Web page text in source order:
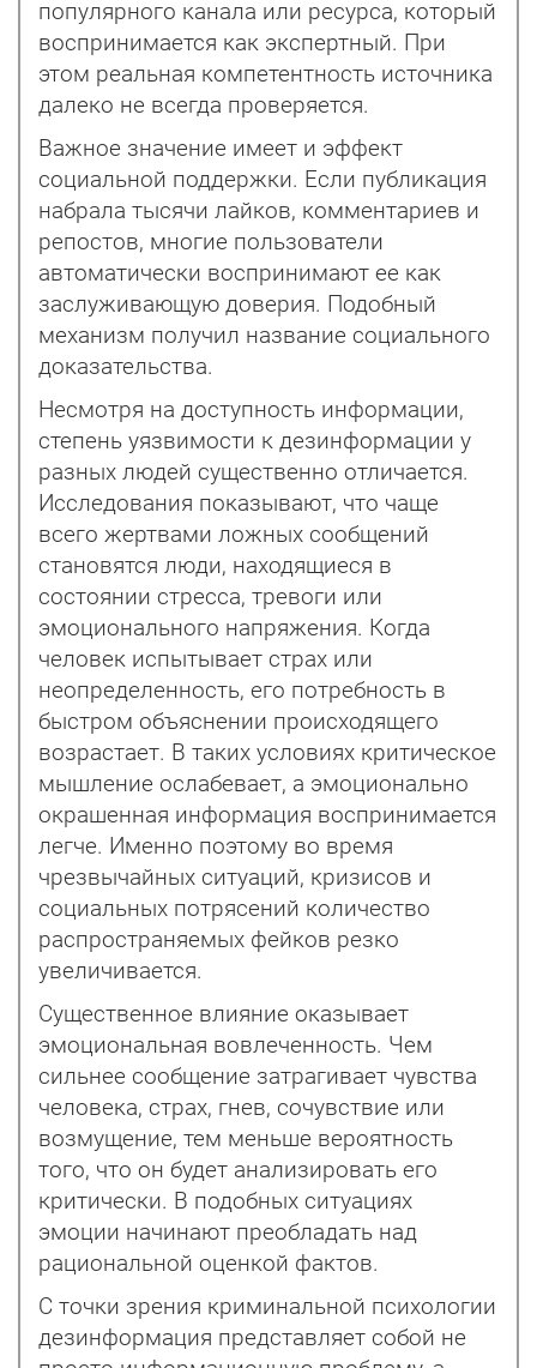
популярного канала или ресурса, который
воспринимается как экспертный. При
этом реальная компетентность источника
далеко не всегда проверяется.
Важное значение имеет и эффект
социальной поддержки. Если публикация
набрала тысячи лайков, комментариев и
репостов, многие пользователи
автоматически воспринимают ее как
заслуживающую доверия. Подобный
механизм получил название социального
доказательства.
Несмотря на доступность информации,
степень уязвимости к дезинформации у
разных людей существенно отличается.
Исследования показывают, что чаще
всего жертвами ложных сообщений
становятся люди, находящиеся в
состоянии стресса, тревоги или
эмоционального напряжения. Когда
человек испытывает страх или
неопределенность, его потребность в
быстром объяснении происходящего
возрастает. В таких условиях критическое
мышление ослабевает, а эмоционально
окрашенная информация воспринимается
легче. Именно поэтому во время
чрезвычайных ситуаций, кризисов и
социальных потрясений количество
распространяемых фейков резко
увеличивается.
Существенное влияние оказывает
эмоциональная вовлеченность. Чем
сильнее сообщение затрагивает чувства
человека, страх, гнев, сочувствие или
возмущение, тем меньше вероятность
того, что он будет анализировать его
критически. В подобных ситуациях
эмоции начинают преобладать над
рациональной оценкой фактов.
С точки зрения криминальной психологии
дезинформация представляет собой не